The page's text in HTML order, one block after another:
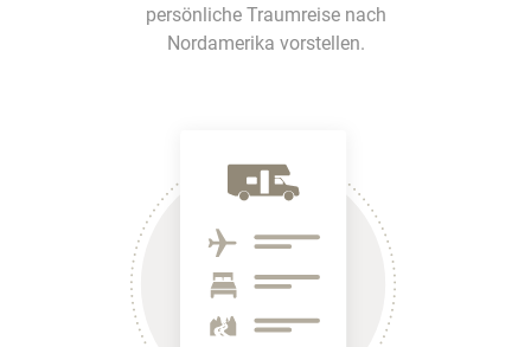
persönliche Traumreise nach
Nordamerika vorstellen.